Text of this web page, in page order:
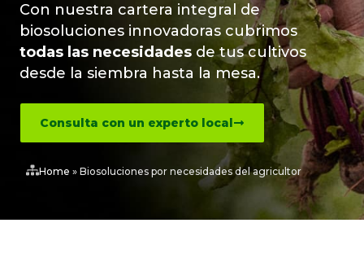
Con nuestra cartera integral de
biosoluciones innovadoras cubrimos
todas las necesidades de tus cultivos
desde la siembra hasta la mesa.
Consulta con un experto local
Home » Biosoluciones por necesidades del agricultor